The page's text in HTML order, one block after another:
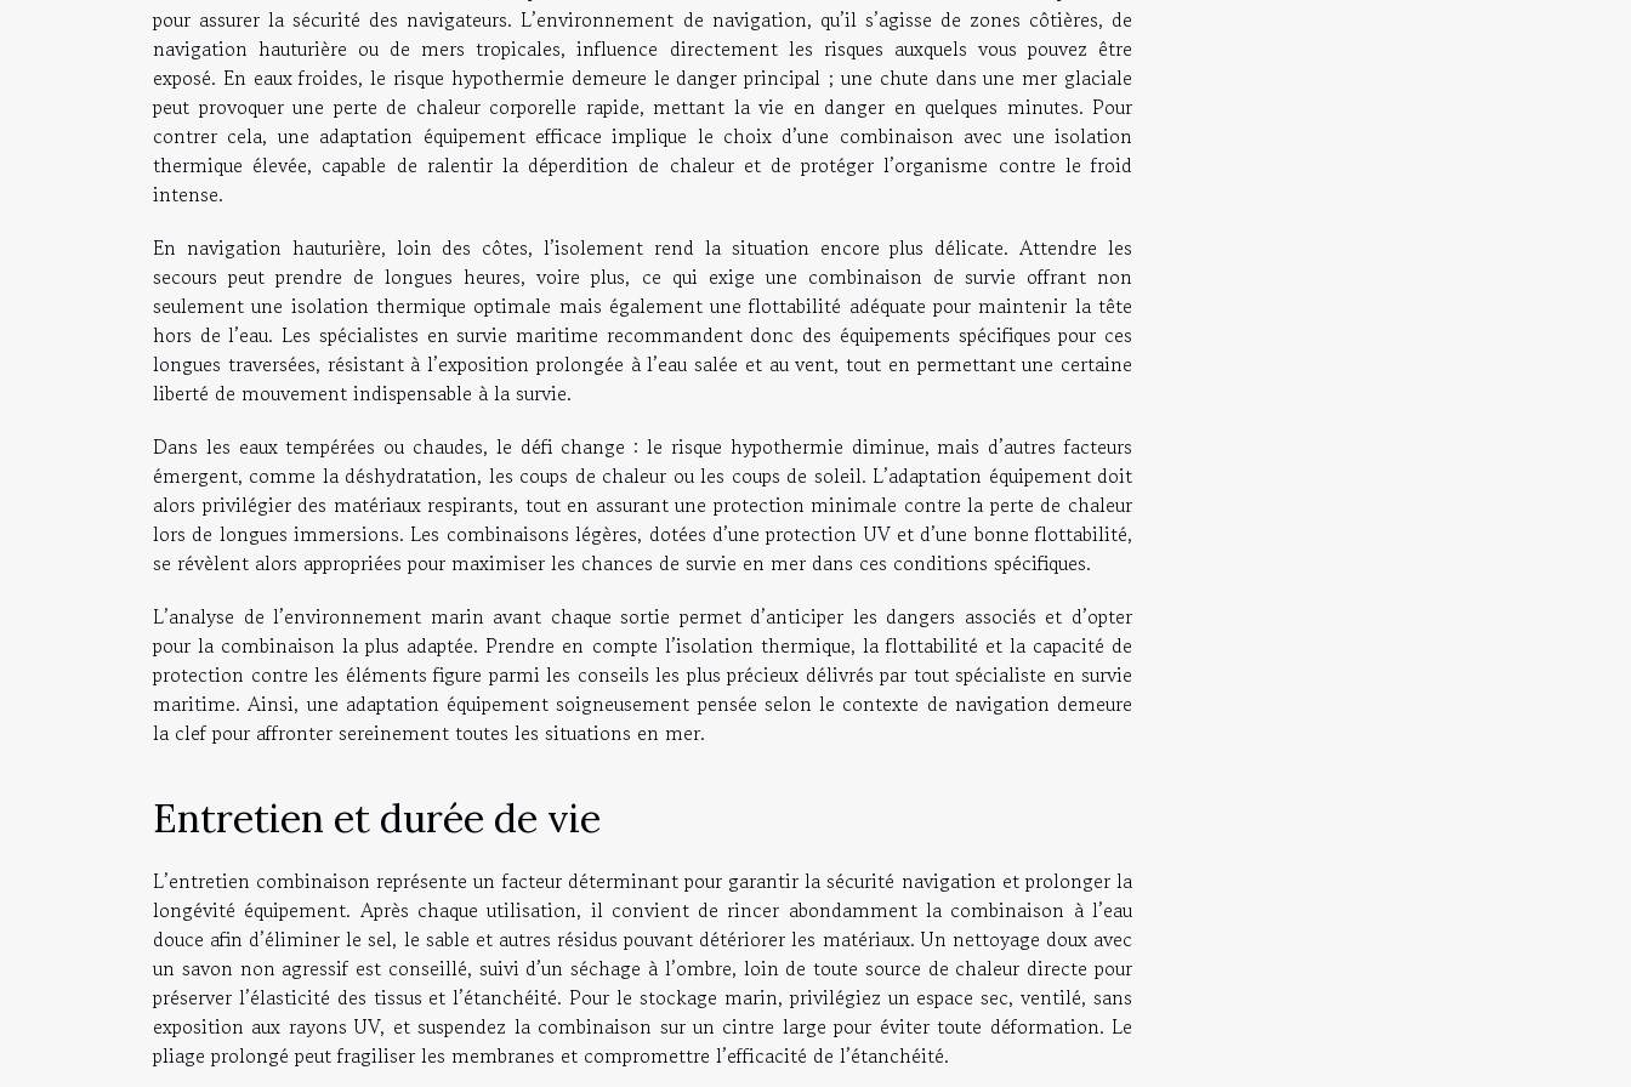
pour assurer la sécurité des navigateurs. L’environnement de navigation, qu’il s’agisse de zones côtières, de
navigation hauturière ou de mers tropicales, influence directement les risques auxquels vous pouvez être
exposé. En eaux froides, le risque hypothermie demeure le danger principal ; une chute dans une mer glaciale
peut provoquer une perte de chaleur corporelle rapide, mettant la vie en danger en quelques minutes. Pour
contrer cela, une adaptation équipement efficace implique le choix d’une combinaison avec une isolation
thermique élevée, capable de ralentir la déperdition de chaleur et de protéger l’organisme contre le froid
intense.
En navigation hauturière, loin des côtes, l’isolement rend la situation encore plus délicate. Attendre les
secours peut prendre de longues heures, voire plus, ce qui exige une combinaison de survie offrant non
seulement une isolation thermique optimale mais également une flottabilité adéquate pour maintenir la tête
hors de l’eau. Les spécialistes en survie maritime recommandent donc des équipements spécifiques pour ces
longues traversées, résistant à l’exposition prolongée à l’eau salée et au vent, tout en permettant une certaine
liberté de mouvement indispensable à la survie.
Dans les eaux tempérées ou chaudes, le défi change : le risque hypothermie diminue, mais d’autres facteurs
émergent, comme la déshydratation, les coups de chaleur ou les coups de soleil. L’adaptation équipement doit
alors privilégier des matériaux respirants, tout en assurant une protection minimale contre la perte de chaleur
lors de longues immersions. Les combinaisons légères, dotées d’une protection UV et d’une bonne flottabilité,
se révèlent alors appropriées pour maximiser les chances de survie en mer dans ces conditions spécifiques.
L’analyse de l’environnement marin avant chaque sortie permet d’anticiper les dangers associés et d’opter
pour la combinaison la plus adaptée. Prendre en compte l’isolation thermique, la flottabilité et la capacité de
protection contre les éléments figure parmi les conseils les plus précieux délivrés par tout spécialiste en survie
maritime. Ainsi, une adaptation équipement soigneusement pensée selon le contexte de navigation demeure
la clef pour affronter sereinement toutes les situations en mer.
Entretien et durée de vie
L’entretien combinaison représente un facteur déterminant pour garantir la sécurité navigation et prolonger la
longévité équipement. Après chaque utilisation, il convient de rincer abondamment la combinaison à l’eau
douce afin d’éliminer le sel, le sable et autres résidus pouvant détériorer les matériaux. Un nettoyage doux avec
un savon non agressif est conseillé, suivi d’un séchage à l’ombre, loin de toute source de chaleur directe pour
préserver l’élasticité des tissus et l’étanchéité. Pour le stockage marin, privilégiez un espace sec, ventilé, sans
exposition aux rayons UV, et suspendez la combinaison sur un cintre large pour éviter toute déformation. Le
pliage prolongé peut fragiliser les membranes et compromettre l’efficacité de l’étanchéité.